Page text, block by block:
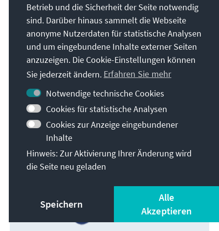
Betrieb und die Sicherheit der Seite notwendig
sind. Darüber hinaus sammelt die Webseite
anonyme Nutzerdaten für statistische Analysen
und um eingebundene Inhalte externer Seiten
anzuzeigen. Die Cookie-Einstellungen können
Sie jederzeit ändern. Erfahren Sie mehr
Notwendige technische Cookies
Cookies für statistische Analysen
Cookies zur Anzeige eingebundener
Inhalte
Hinweis: Zur Aktivierung Ihrer Änderung wird
die Seite neu geladen
Speichern
Alle
Akzeptieren